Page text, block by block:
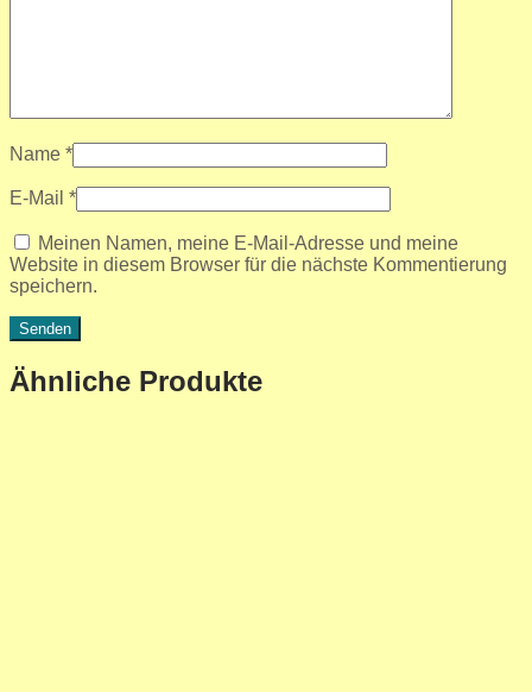
Name *
E-Mail *
Meinen Namen, meine E-Mail-Adresse und meine
Website in diesem Browser für die nächste Kommentierung
speichern.
Ähnliche Produkte